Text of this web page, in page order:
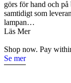
görs för hand och
samtidigt som
lampan…
Läs Mer
Shop now. Pay
Se mer